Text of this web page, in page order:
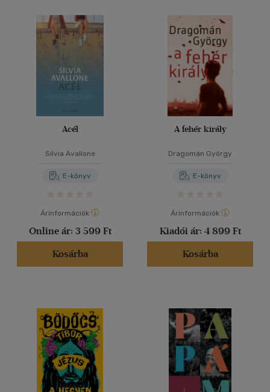
Acél
Silvia Avallone
E-könyv
Árinformációk
Online ár: 3 599 Ft
Kosárba
A fehér király
Dragomán György
E-könyv
Árinformációk
Kiadói ár: 4 899 Ft
Kosárba